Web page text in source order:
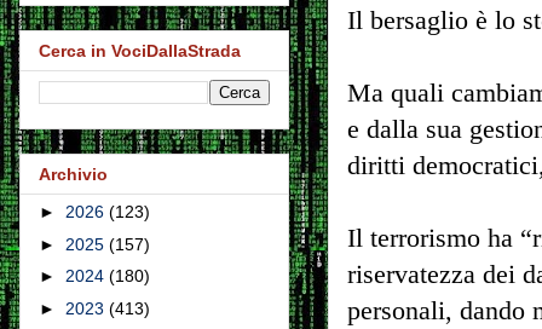
Il bersaglio è lo
Ma quali
e dalla sua
diritti
Il terrorismo ha
riservatezza dei
personali, dando
Cerca in VociDallaStrada
Archivio
► 2026 (123)
► 2025 (157)
► 2024 (180)
► 2023 (413)